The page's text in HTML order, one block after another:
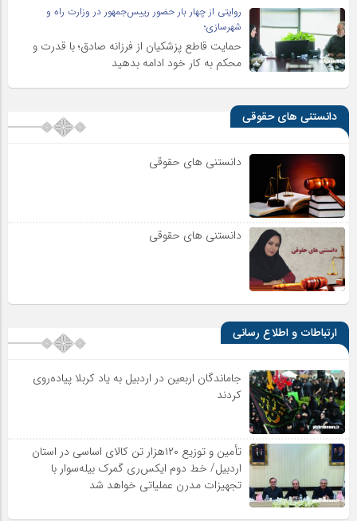
روایتی از چهار بار حضور رییس‌جمهور در وزارت راه و
شهرسازی؛
حمایت قاطع پزشکیان از فرزانه صادق؛ با قدرت و
محکم به کار خود ادامه بدهید
دانستنی های حقوقی
دانستنی های حقوقی
دانستنی های حقوقی
ارتباطات و اطلاع رسانی
جاماندگان اربعین در اردبیل به یاد کربلا پیاده‌روی
کردند
تأمین و توزیع ۱۲۰هزار تن کالای اساسی در استان
اردبیل/ خط دوم ایکس‌ری گمرک بیله‌سوار با
تجهیزات مدرن عملیاتی خواهد شد